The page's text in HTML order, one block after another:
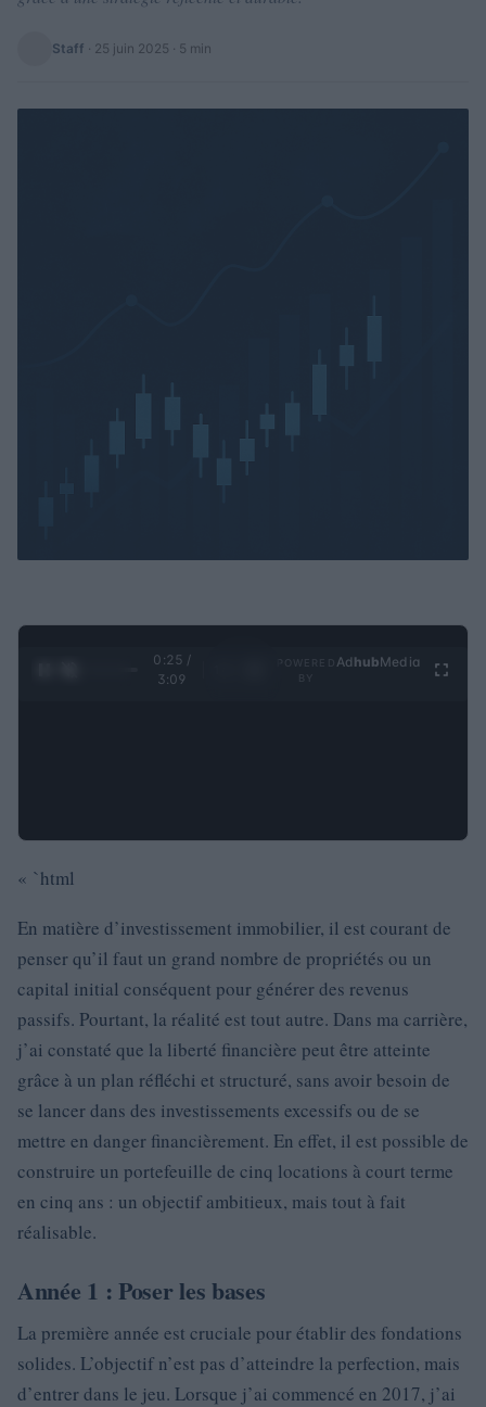
Staff · 25 juin 2025 · 5 min
0:26 /
3:09
Ad hubMedia
« `html
En matière d’investissement immobilier, il est courant de
penser qu’il faut un grand nombre de propriétés ou un
capital initial conséquent pour générer des revenus
passifs. Pourtant, la réalité est tout autre. Dans ma carrière,
j’ai constaté que la liberté financière peut être atteinte
grâce à un plan réfléchi et structuré, sans avoir besoin de
se lancer dans des investissements excessifs ou de se
mettre en danger financièrement. En effet, il est possible de
construire un portefeuille de cinq locations à court terme
en cinq ans : un objectif ambitieux, mais tout à fait
réalisable.
Année 1 : Poser les bases
La première année est cruciale pour établir des fondations
solides. L’objectif n’est pas d’atteindre la perfection, mais
d’entrer dans le jeu. Lorsque j’ai commencé en 2017, j’ai